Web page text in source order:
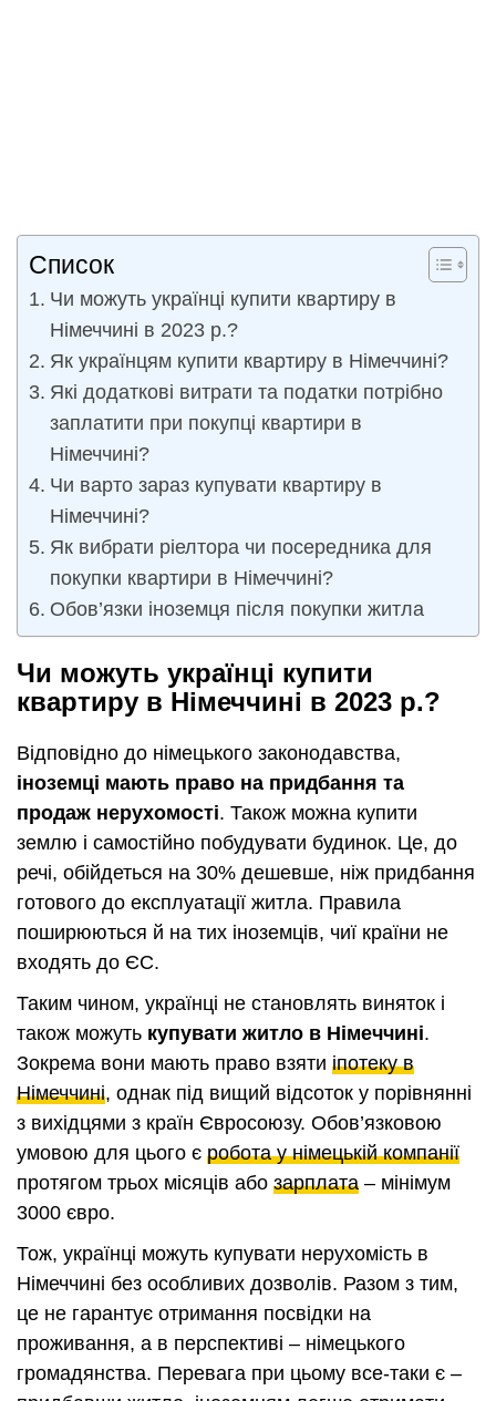
Список
Чи можуть українці купити квартиру в
Німеччині в 2023 р.?
Як українцям купити квартиру в Німеччині?
Які додаткові витрати та податки потрібно
заплатити при покупці квартири в
Німеччині?
Чи варто зараз купувати квартиру в
Німеччині?
Як вибрати ріелтора чи посередника для
покупки квартири в Німеччині?
Обов’язки іноземця після покупки житла
Чи можуть українці купити
квартиру в Німеччині в 2023 р.?
Відповідно до німецького законодавства,
іноземці мають право на придбання та
продаж нерухомості. Також можна купити
землю і самостійно побудувати будинок. Це, до
речі, обійдеться на 30% дешевше, ніж придбання
готового до експлуатації житла. Правила
поширюються й на тих іноземців, чиї країни не
входять до ЄС.
Таким чином, українці не становлять виняток і
також можуть купувати житло в Німеччині.
Зокрема вони мають право взяти іпотеку в
Німеччині, однак під вищий відсоток у порівнянні
з вихідцями з країн Євросоюзу. Обов’язковою
умовою для цього є робота у німецькій компанії
протягом трьох місяців або зарплата – мінімум
3000 євро.
Тож, українці можуть купувати нерухомість в
Німеччині без особливих дозволів. Разом з тим,
це не гарантує отримання посвідки на
проживання, а в перспективі – німецького
громадянства. Перевага при цьому все-таки є –